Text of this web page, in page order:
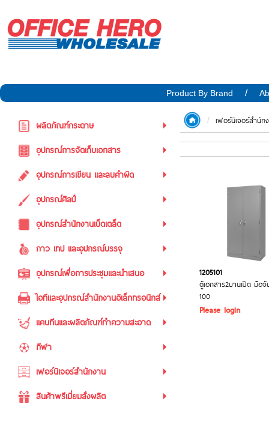
Product By Brand
ผลิตภัณฑ์กระดาษ
อุปกรณ์การจัดเก็บเอกสาร
อุปกรณ์การเขียน และลบคำผิด
อุปกรณ์ศิลป์
อุปกรณ์สำนักงานเบ็ดเตล็ด
กาว เทป และอุปกรณ์บรรจุ
อุปกรณ์เพื่อการประชุมและนำเสนอ
ไอทีและอุปกรณ์สำนักงานอิเล็กทรอนิกส์
แคนทีนและผลิตภัณฑ์ทำความสะอาด
กีฬา
เฟอร์นิเจอร์สำนักงาน
สินค้าพรีเมี่ยมสั่งผลิต
เฟอร์นิเจอร์สำนัก
1205101
ตู้เอกสาร2บานเปิด มือ
100
Please login